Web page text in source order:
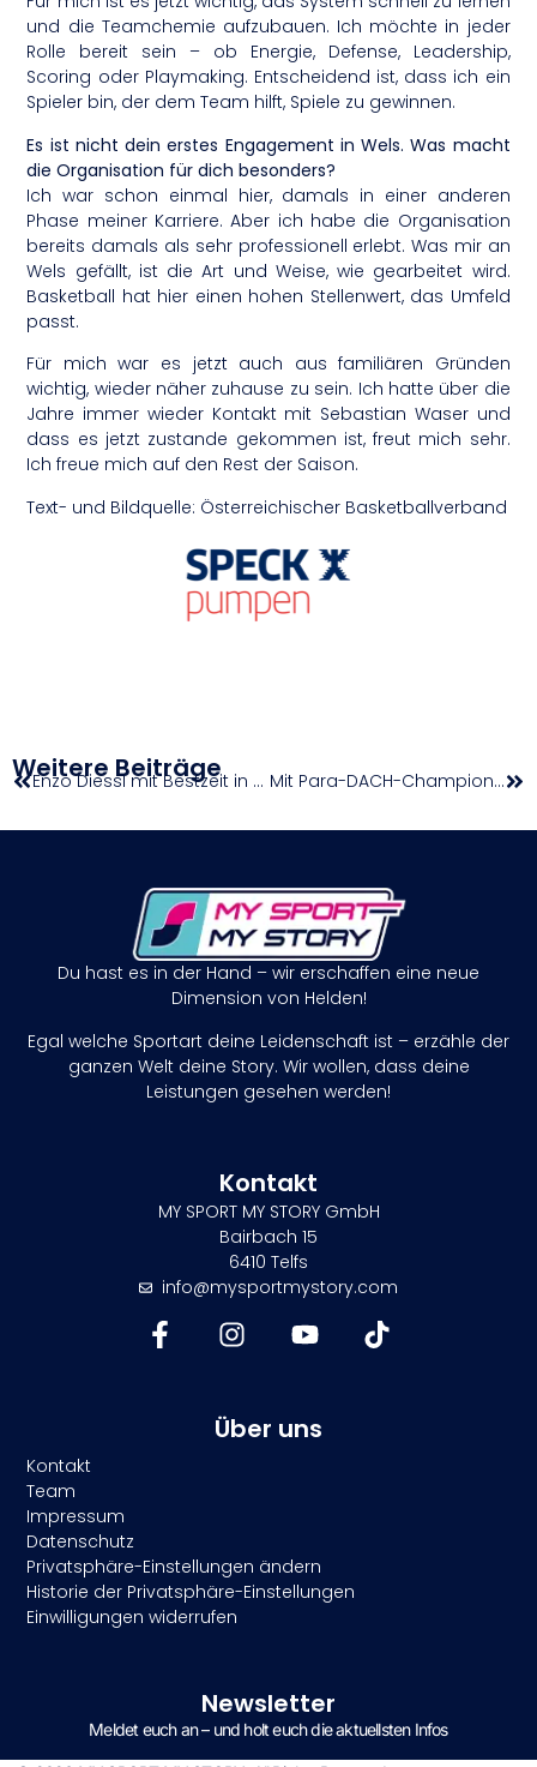
und die Teamchemie aufzubauen. Ich möchte in jeder
Rolle bereit sein – ob Energie, Defense, Leadership,
Scoring oder Playmaking. Entscheidend ist, dass ich ein
Spieler bin, der dem Team hilft, Spiele zu gewinnen.
Es ist nicht dein erstes Engagement in Wels. Was macht
die Organisation für dich besonders?
Ich war schon einmal hier, damals in einer anderen
Phase meiner Karriere. Aber ich habe die Organisation
bereits damals als sehr professionell erlebt. Was mir an
Wels gefällt, ist die Art und Weise, wie gearbeitet wird.
Basketball hat hier einen hohen Stellenwert, das Umfeld
passt.
Für mich war es jetzt auch aus familiären Gründen
wichtig, wieder näher zuhause zu sein. Ich hatte über die
Jahre immer wieder Kontakt mit Sebastian Waser und
dass es jetzt zustande gekommen ist, freut mich sehr.
Ich freue mich auf den Rest der Saison.
Text- und Bildquelle: Österreichischer Basketballverband
Weitere Beiträge Enzo Diessl mit Bestzeit in Belgrad Mit Para-DACH-Championships alle Meisterschaften fixiert
Du hast es in der Hand – wir erschaffen eine neue
Dimension von Helden!
Egal welche Sportart deine Leidenschaft ist – erzähle der
ganzen Welt deine Story. Wir wollen, dass deine
Leistungen gesehen werden!
Kontakt
MY SPORT MY STORY GmbH
Bairbach 15
6410 Telfs
info@mysportmystory.com
Über uns
Kontakt
Team
Impressum
Datenschutz
Privatsphäre-Einstellungen ändern
Historie der Privatsphäre-Einstellungen
Einwilligungen widerrufen
Newsletter
Meldet euch an – und holt euch die aktuellsten Infos